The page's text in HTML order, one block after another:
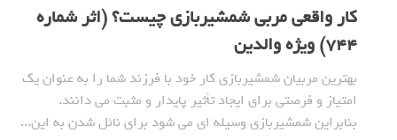
کار واقعی مربی شمشیربازی چیست؟ (اثر شماره
744) ویژه والدین
بهترین مربیان شمشیربازی کار خود با فرزند شما را به عنوان یک
امتیاز و فرصتی برای ایجاد تأثیر پایدار و مثبت می دانند.
بنابراین شمشیربازی وسیله ای می شود برای نائل شدن به این...